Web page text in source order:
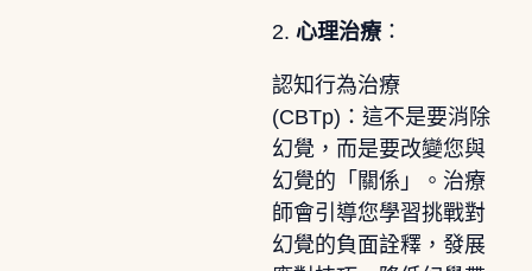
2. 心理治療：
認知行為治療
(CBTp)：這不是要消除
幻覺，而是要改變您與
幻覺的「關係」。治療
師會引導您學習挑戰對
幻覺的負面詮釋，發展